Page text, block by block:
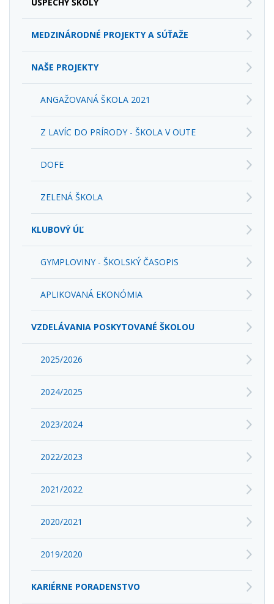
MEDZINÁRODNÉ PROJEKTY A SÚŤAŽE
NAŠE PROJEKTY
ANGAŽOVANÁ ŠKOLA 2021
Z LAVÍC DO PRÍRODY - ŠKOLA V OUTE
DOFE
ZELENÁ ŠKOLA
KLUBOVÝ ÚĽ
GYMPLOVINY - ŠKOLSKÝ ČASOPIS
APLIKOVANÁ EKONÓMIA
VZDELÁVANIA POSKYTOVANÉ ŠKOLOU
2025/2026
2024/2025
2023/2024
2022/2023
2021/2022
2020/2021
2019/2020
KARIÉRNE PORADENSTVO